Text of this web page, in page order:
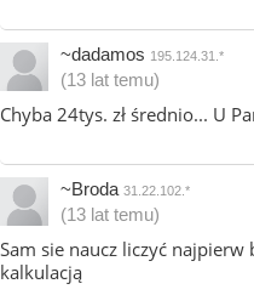
~dadamos 195.124.31.*
(13 lat temu)
Chyba 24tys. zł średnio... U
~Broda 31.22.102.*
(13 lat temu)
Sam sie naucz liczyć
kalkulacją